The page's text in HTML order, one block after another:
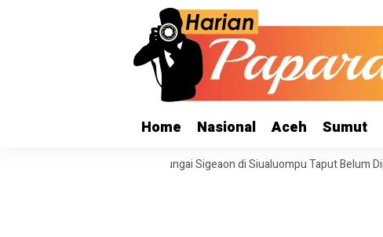
Home Nasional Aceh Sumut
2025, Tanggul Sungai Sigeaon di Siualuompu Taput Belum Diperbaiki